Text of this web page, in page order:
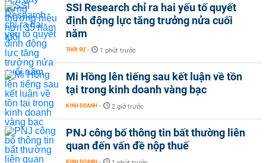
SSI Research chỉ ra hai yếu tố quyết
định động lực tăng trưởng nửa cuối
năm
THỜI SỰ - 1 phút trước
Mi Hồng lên tiếng sau kết luận về tồn
tại trong kinh doanh vàng bạc
KINH DOANH - 2 giờ trước
PNJ công bố thông tin bất thường liên
quan đến vấn đề nộp thuế
KINH DOANH